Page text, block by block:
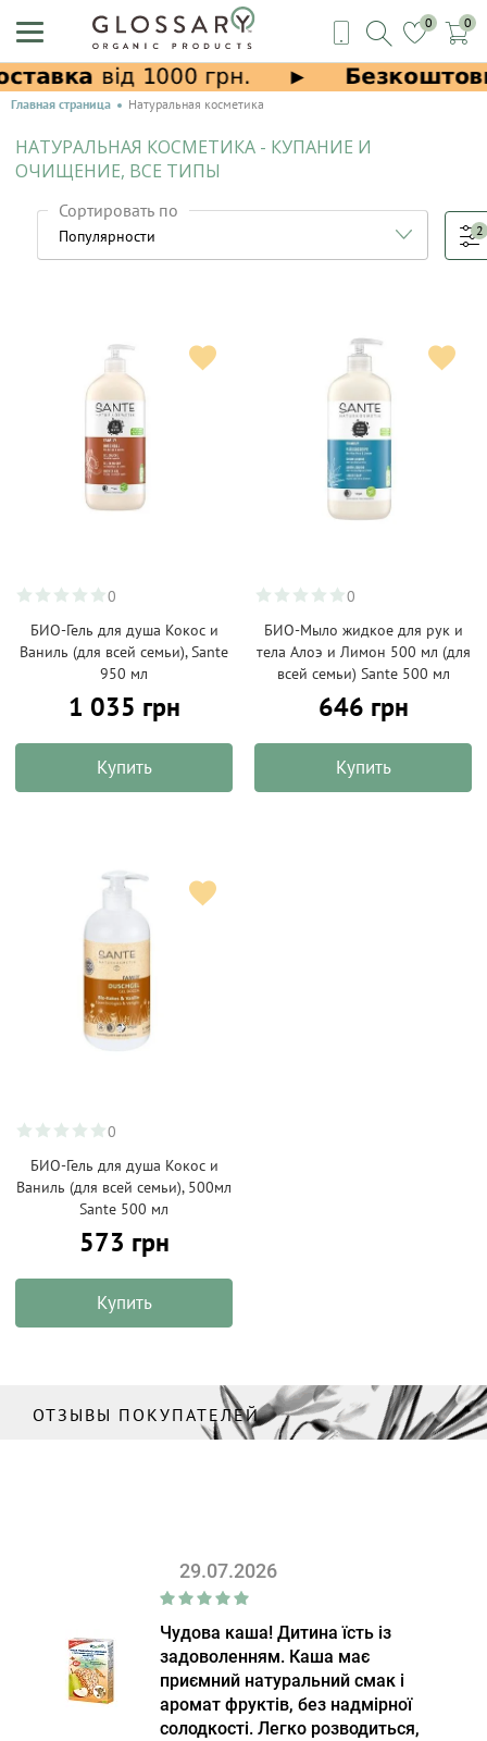
0 0
Главная страница Натуральная косметика
НАТУРАЛЬНАЯ КОСМЕТИКА - КУПАНИЕ И
ОЧИЩЕНИЕ, ВСЕ ТИПЫ
Сортировать по
2
0
БИО-Гель для душа Кокос и
Ваниль (для всей семьи), Sante
950 мл
1 035 грн
Купить
0
БИО-Мыло жидкое для рук и
тела Алоэ и Лимон 500 мл (для
всей семьи) Sante 500 мл
646 грн
Купить
0
БИО-Гель для душа Кокос и
Ваниль (для всей семьи), 500мл
Sante 500 мл
573 грн
Купить
ОТЗЫВЫ ПОКУПАТЕЛЕЙ
29.07.2026
Чудова каша! Дитина їсть із
задоволенням. Каша має
приємний натуральний смак і
аромат фруктів, без надмірної
солодкості. Легко розводиться,